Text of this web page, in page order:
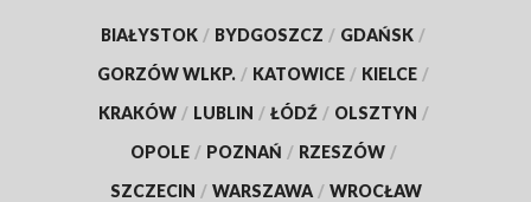
BIAŁYSTOK / BYDGOSZCZ / GDAŃSK /
GORZÓW WLKP. / KATOWICE / KIELCE /
KRAKÓW / LUBLIN / ŁÓDŹ / OLSZTYN /
OPOLE / POZNAŃ / RZESZÓW /
SZCZECIN / WARSZAWA / WROCŁAW